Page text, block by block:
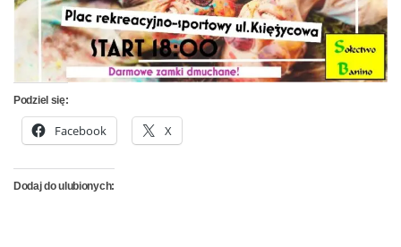
Podziel się:
Facebook X
Dodaj do ulubionych: